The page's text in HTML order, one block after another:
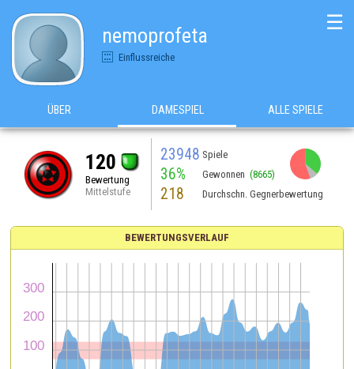
nemoprofeta
Einflussreiche
☰
ÜBER DAMESPIEL ALLE SPIELE
120
Bewertung
Mittelstufe
23948 Spiele
36% Gewonnen (8665)
218 Durchschn. Gegnerbewertung
BEWERTUNGSVERLAUF